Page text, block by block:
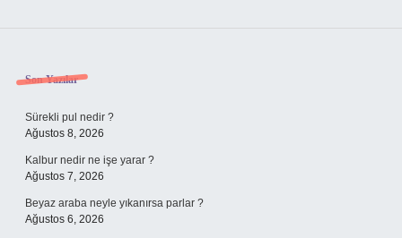
Sidebar
Son Yazılar
Sürekli pul nedir ?
Ağustos 8, 2026
Kalbur nedir ne işe yarar ?
Ağustos 7, 2026
Beyaz araba neyle yıkanırsa parlar ?
Ağustos 6, 2026